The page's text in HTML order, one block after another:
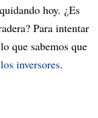
hoy. ¿Es
Para intentar
que sabemos que
inversores.